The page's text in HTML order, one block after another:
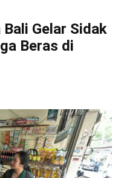
Gelar Sidak
Beras di